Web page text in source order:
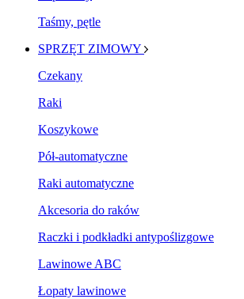
Taśmy, pętle
SPRZĘT ZIMOWY
Czekany
Raki
Koszykowe
Pół-automatyczne
Raki automatyczne
Akcesoria do raków
Raczki i podkładki antypoślizgowe
Lawinowe ABC
Łopaty lawinowe